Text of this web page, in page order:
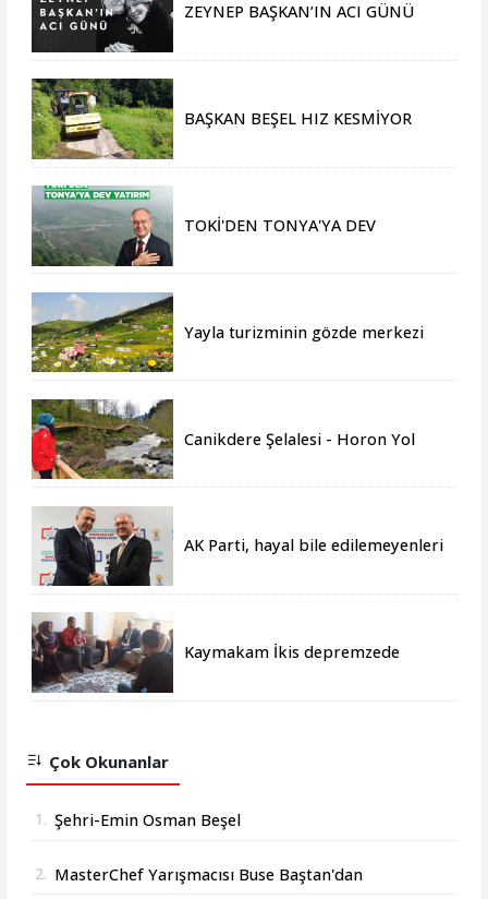
ZEYNEP BAŞKAN’IN ACI GÜNÜ
BAŞKAN BEŞEL HIZ KESMİYOR
TOKİ'DEN TONYA'YA DEV
Yayla turizminin gözde merkezi
Canikdere Şelalesi - Horon Yol
AK Parti, hayal bile edilemeyenleri
Kaymakam İkis depremzede
Çok Okunanlar
1. Şehri-Emin Osman Beşel
2. MasterChef Yarışmacısı Buse Baştan'dan